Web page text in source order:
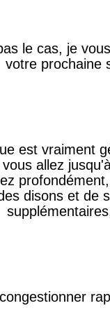
le cas, je
votre prochaine
est vraiment
allez
disons et de